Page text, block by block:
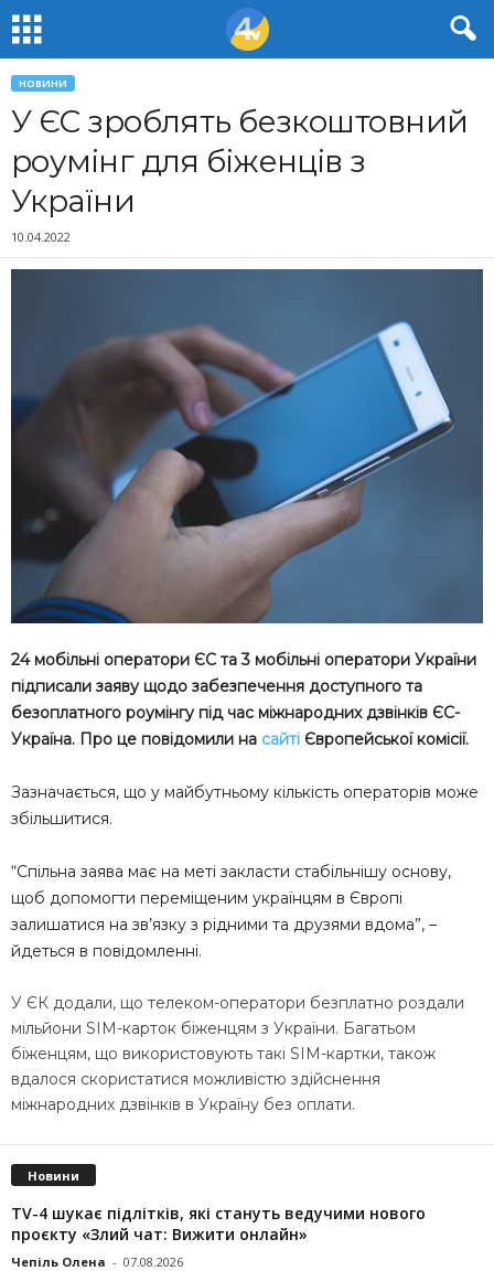
НОВИНИ
У ЄС зроблять безкоштовний
роумінг для біженців з
України
10.04.2022
24 мобільні оператори ЄС та 3 мобільні оператори України
підписали заяву щодо забезпечення доступного та
безоплатного роумінгу під час міжнародних дзвінків ЄС-
Україна. Про це повідомили на сайті Європейської комісії.
Зазначається, що у майбутньому кількість операторів може
збільшитися.
“Спільна заява має на меті закласти стабільнішу основу,
щоб допомогти переміщеним українцям в Європі
залишатися на зв’язку з рідними та друзями вдома”, –
йдеться в повідомленні.
У ЄК додали, що телеком-оператори безплатно роздали
мільйони SIM-карток біженцям з України. Багатьом
біженцям, що використовують такі SIM-картки, також
вдалося скористатися можливістю здійснення
міжнародних дзвінків в Україну без оплати.
Новини
TV-4 шукає підлітків, які стануть ведучими нового
проєкту «Злий чат: Вижити онлайн»
Чепіль Олена - 07.08.2026